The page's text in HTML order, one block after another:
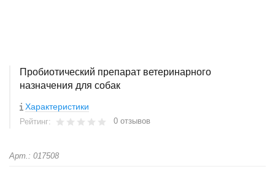
Пробиотический препарат ветеринарного
назначения для собак
Характеристики
Рейтинг: 0 отзывов
Арт.: 017508